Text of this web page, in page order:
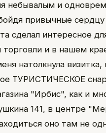
небывалым и
привычные
сделал интересное
торговли и в нашем
натолкнула
ТУРИСТИЧЕСКОЕ
"Ирбис", как и
141, в центре
оно там не